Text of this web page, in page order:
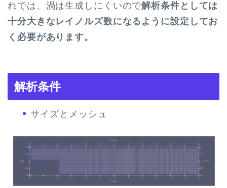
れでは、渦は生成しにくいので解析条件としては
十分大きなレイノルズ数になるように設定してお
く必要があります。
解析条件
サイズとメッシュ